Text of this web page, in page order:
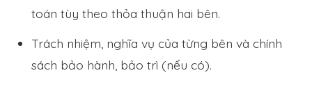
toán tùy theo thỏa thuận hai bên.
Trách nhiệm, nghĩa vụ của từng bên và chính
sách bảo hành, bảo trì (nếu có).